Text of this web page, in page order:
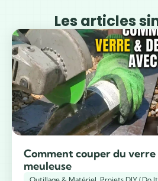
Les articles
Comment couper du verre
meuleuse